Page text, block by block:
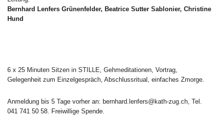
Bernhard Lenfers Grünenfelder, Beatrice Sutter Sablonier, Christine
Hund
6 x 25 Minuten Sitzen in STILLE, Gehmeditationen, Vortrag,
Gelegenheit zum Einzelgespräch, Abschlussritual, einfaches Zmorge.
Anmeldung bis 5 Tage vorher an: bernhard.lenfers@kath-zug.ch, Tel.
041 741 50 58. Freiwillige Spende.